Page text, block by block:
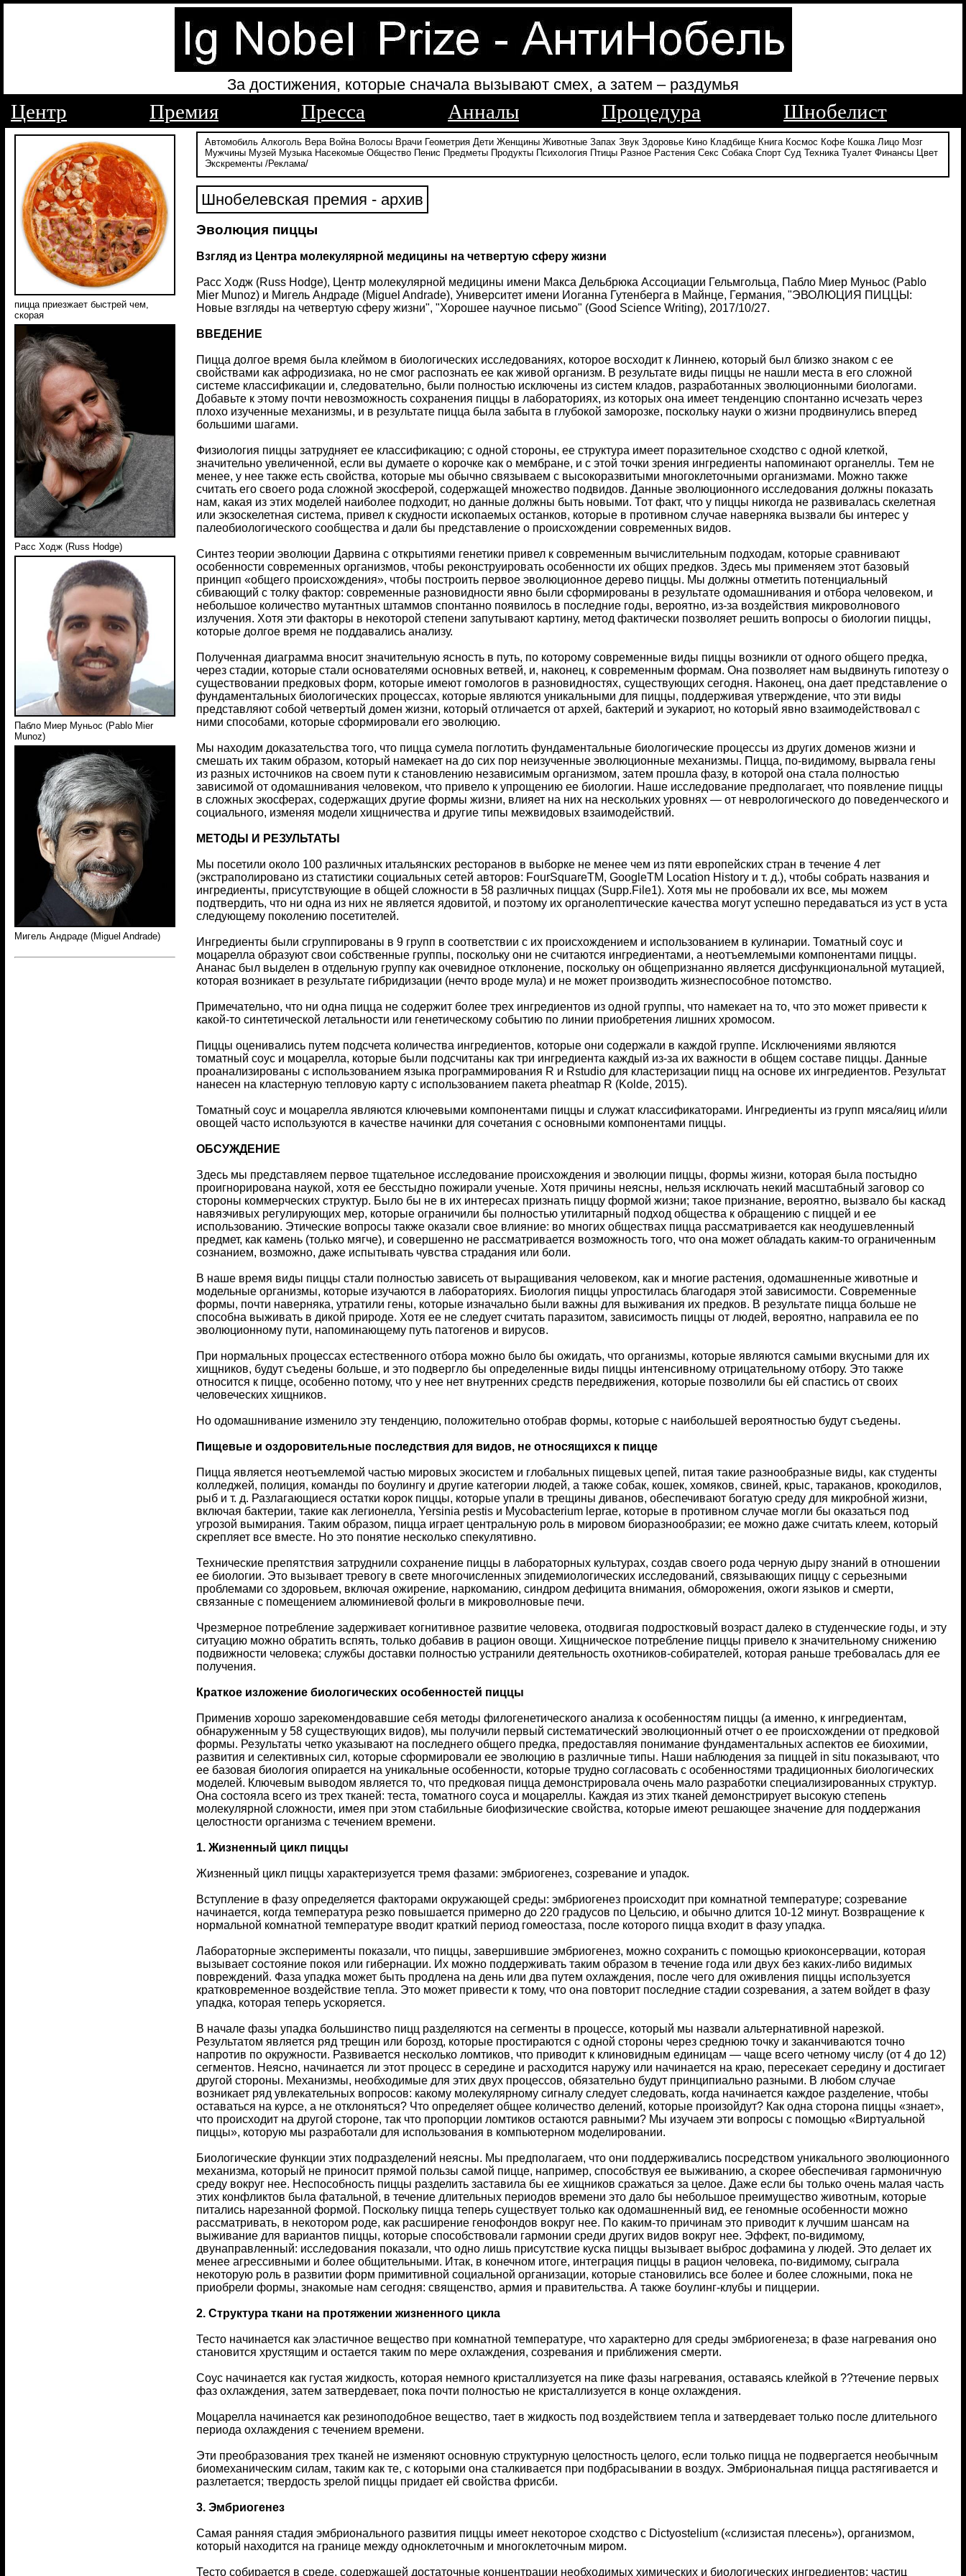
За достижения, которые сначала вызывают смех, а затем – раздумья
Центр Премия Пресса Анналы Процедура Шнобелист
пицца приезжает быстрей чем,
скорая
Расс Ходж (Russ Hodge)
Пабло Миер Муньос (Pablo Mier
Munoz)
Мигель Андраде (Miguel Andrade)
Автомобиль Алкоголь Вера Война Волосы Врачи Геометрия Дети Женщины Животные Запах Звук Здоровье Кино Кладбище Книга Космос Кофе Кошка Лицо Мозг
Мужчины Музей Музыка Насекомые Общество Пенис Предметы Продукты Психология Птицы Разное Растения Секс Собака Спорт Суд Техника Туалет Финансы
Цвет
Экскременты /Реклама/
Шнобелевская премия - архив
Эволюция пиццы
Взгляд из Центра молекулярной медицины на четвертую сферу жизни
Расс Ходж (Russ Hodge), Центр молекулярной медицины имени Макса Дельбрюка Ассоциации Гельмгольца, Пабло Миер Муньос (Pablo
Mier Munoz) и Мигель Андраде (Miguel Andrade), Университет имени Иоганна Гутенберга в Майнце, Германия, "ЭВОЛЮЦИЯ ПИЦЦЫ:
Новые взгляды на четвертую сферу жизни", "Хорошее научное письмо" (Good Science Writing), 2017/10/27.
ВВЕДЕНИЕ
Пицца долгое время была клеймом в биологических исследованиях, которое восходит к Линнею, который был близко знаком с ее
свойствами как афродизиака, но не смог распознать ее как живой организм. В результате виды пиццы не нашли места в его сложной
системе классификации и, следовательно, были полностью исключены из систем кладов, разработанных эволюционными биологами.
Добавьте к этому почти невозможность сохранения пиццы в лабораториях, из которых она имеет тенденцию спонтанно исчезать через
плохо изученные механизмы, и в результате пицца была забыта в глубокой заморозке, поскольку науки о жизни продвинулись вперед
большими шагами.
Физиология пиццы затрудняет ее классификацию; с одной стороны, ее структура имеет поразительное сходство с одной клеткой,
значительно увеличенной, если вы думаете о корочке как о мембране, и с этой точки зрения ингредиенты напоминают органеллы. Тем не
менее, у нее также есть свойства, которые мы обычно связываем с высокоразвитыми многоклеточными организмами. Можно также
считать его своего рода сложной экосферой, содержащей множество подвидов. Данные эволюционного исследования должны показать
нам, какая из этих моделей наиболее подходит, но данные должны быть новыми. Тот факт, что у пиццы никогда не развивалась скелетная
или экзоскелетная система, привел к скудности ископаемых останков, которые в противном случае наверняка вызвали бы интерес у
палеобиологического сообщества и дали бы представление о происхождении современных видов.
Синтез теории эволюции Дарвина с открытиями генетики привел к современным вычислительным подходам, которые сравнивают
особенности современных организмов, чтобы реконструировать особенности их общих предков. Здесь мы применяем этот базовый
принцип «общего происхождения», чтобы построить первое эволюционное дерево пиццы. Мы должны отметить потенциальный
сбивающий с толку фактор: современные разновидности явно были сформированы в результате одомашнивания и отбора человеком, и
небольшое количество мутантных штаммов спонтанно появилось в последние годы, вероятно, из-за воздействия микроволнового
излучения. Хотя эти факторы в некоторой степени запутывают картину, метод фактически позволяет решить вопросы о биологии пиццы,
которые долгое время не поддавались анализу.
Полученная диаграмма вносит значительную ясность в путь, по которому современные виды пиццы возникли от одного общего предка,
через стадии, которые стали основателями основных ветвей, и, наконец, к современным формам. Она позволяет нам выдвинуть гипотезу о
существовании предковых форм, которые имеют гомологов в разновидностях, существующих сегодня. Наконец, она дает представление о
фундаментальных биологических процессах, которые являются уникальными для пиццы, поддерживая утверждение, что эти виды
представляют собой четвертый домен жизни, который отличается от архей, бактерий и эукариот, но который явно взаимодействовал с
ними способами, которые сформировали его эволюцию.
Мы находим доказательства того, что пицца сумела поглотить фундаментальные биологические процессы из других доменов жизни и
смешать их таким образом, который намекает на до сих пор неизученные эволюционные механизмы. Пицца, по-видимому, вырвала гены
из разных источников на своем пути к становлению независимым организмом, затем прошла фазу, в которой она стала полностью
зависимой от одомашнивания человеком, что привело к упрощению ее биологии. Наше исследование предполагает, что появление пиццы
в сложных экосферах, содержащих другие формы жизни, влияет на них на нескольких уровнях — от неврологического до поведенческого и
социального, изменяя модели хищничества и другие типы межвидовых взаимодействий.
МЕТОДЫ И РЕЗУЛЬТАТЫ
Мы посетили около 100 различных итальянских ресторанов в выборке не менее чем из пяти европейских стран в течение 4 лет
(экстраполировано из статистики социальных сетей авторов: FourSquareTM, GoogleTM Location History и т. д.), чтобы собрать названия и
ингредиенты, присутствующие в общей сложности в 58 различных пиццах (Supp.File1). Хотя мы не пробовали их все, мы можем
подтвердить, что ни одна из них не является ядовитой, и поэтому их органолептические качества могут успешно передаваться из уст в уста
следующему поколению посетителей.
Ингредиенты были сгруппированы в 9 групп в соответствии с их происхождением и использованием в кулинарии. Томатный соус и
моцарелла образуют свои собственные группы, поскольку они не считаются ингредиентами, а неотъемлемыми компонентами пиццы.
Ананас был выделен в отдельную группу как очевидное отклонение, поскольку он общепризнанно является дисфункциональной мутацией,
которая возникает в результате гибридизации (нечто вроде мула) и не может производить жизнеспособное потомство.
Примечательно, что ни одна пицца не содержит более трех ингредиентов из одной группы, что намекает на то, что это может привести к
какой-то синтетической летальности или генетическому событию по линии приобретения лишних хромосом.
Пиццы оценивались путем подсчета количества ингредиентов, которые они содержали в каждой группе. Исключениями являются
томатный соус и моцарелла, которые были подсчитаны как три ингредиента каждый из-за их важности в общем составе пиццы. Данные
проанализированы с использованием языка программирования R и Rstudio для кластеризации пицц на основе их ингредиентов. Результат
нанесен на кластерную тепловую карту с использованием пакета pheatmap R (Kolde, 2015).
Томатный соус и моцарелла являются ключевыми компонентами пиццы и служат классификаторами. Ингредиенты из групп мяса/яиц и/или
овощей часто используются в качестве начинки для сочетания с основными компонентами пиццы.
ОБСУЖДЕНИЕ
Здесь мы представляем первое тщательное исследование происхождения и эволюции пиццы, формы жизни, которая была постыдно
проигнорирована наукой, хотя ее бесстыдно пожирали ученые. Хотя причины неясны, нельзя исключать некий масштабный заговор со
стороны коммерческих структур. Было бы не в их интересах признать пиццу формой жизни; такое признание, вероятно, вызвало бы каскад
навязчивых регулирующих мер, которые ограничили бы полностью утилитарный подход общества к обращению с пиццей и ее
использованию. Этические вопросы также оказали свое влияние: во многих обществах пицца рассматривается как неодушевленный
предмет, как камень (только мягче), и совершенно не рассматривается возможность того, что она может обладать каким-то ограниченным
сознанием, возможно, даже испытывать чувства страдания или боли.
В наше время виды пиццы стали полностью зависеть от выращивания человеком, как и многие растения, одомашненные животные и
модельные организмы, которые изучаются в лабораториях. Биология пиццы упростилась благодаря этой зависимости. Современные
формы, почти наверняка, утратили гены, которые изначально были важны для выживания их предков. В результате пицца больше не
способна выживать в дикой природе. Хотя ее не следует считать паразитом, зависимость пиццы от людей, вероятно, направила ее по
эволюционному пути, напоминающему путь патогенов и вирусов.
При нормальных процессах естественного отбора можно было бы ожидать, что организмы, которые являются самыми вкусными для их
хищников, будут съедены больше, и это подвергло бы определенные виды пиццы интенсивному отрицательному отбору. Это также
относится к пицце, особенно потому, что у нее нет внутренних средств передвижения, которые позволили бы ей спастись от своих
человеческих хищников.
Но одомашнивание изменило эту тенденцию, положительно отобрав формы, которые с наибольшей вероятностью будут съедены.
Пищевые и оздоровительные последствия для видов, не относящихся к пицце
Пицца является неотъемлемой частью мировых экосистем и глобальных пищевых цепей, питая такие разнообразные виды, как студенты
колледжей, полиция, команды по боулингу и другие категории людей, а также собак, кошек, хомяков, свиней, крыс, тараканов, крокодилов,
рыб и т. д. Разлагающиеся остатки корок пиццы, которые упали в трещины диванов, обеспечивают богатую среду для микробной жизни,
включая бактерии, такие как легионелла, Yersinia pestis и Mycobacterium leprae, которые в противном случае могли бы оказаться под
угрозой вымирания. Таким образом, пицца играет центральную роль в мировом биоразнообразии; ее можно даже считать клеем, который
скрепляет все вместе. Но это понятие несколько спекулятивно.
Технические препятствия затруднили сохранение пиццы в лабораторных культурах, создав своего рода черную дыру знаний в отношении
ее биологии. Это вызывает тревогу в свете многочисленных эпидемиологических исследований, связывающих пиццу с серьезными
проблемами со здоровьем, включая ожирение, наркоманию, синдром дефицита внимания, обморожения, ожоги языков и смерти,
связанные с помещением алюминиевой фольги в микроволновые печи.
Чрезмерное потребление задерживает когнитивное развитие человека, отодвигая подростковый возраст далеко в студенческие годы, и эту
ситуацию можно обратить вспять, только добавив в рацион овощи. Хищническое потребление пиццы привело к значительному снижению
подвижности человека; службы доставки полностью устранили деятельность охотников-собирателей, которая раньше требовалась для ее
получения.
Краткое изложение биологических особенностей пиццы
Применив хорошо зарекомендовавшие себя методы филогенетического анализа к особенностям пиццы (а именно, к ингредиентам,
обнаруженным у 58 существующих видов), мы получили первый систематический эволюционный отчет о ее происхождении от предковой
формы. Результаты четко указывают на последнего общего предка, предоставляя понимание фундаментальных аспектов ее биохимии,
развития и селективных сил, которые сформировали ее эволюцию в различные типы. Наши наблюдения за пиццей in situ показывают, что
ее базовая биология опирается на уникальные особенности, которые трудно согласовать с особенностями традиционных биологических
моделей. Ключевым выводом является то, что предковая пицца демонстрировала очень мало разработки специализированных структур.
Она состояла всего из трех тканей: теста, томатного соуса и моцареллы. Каждая из этих тканей демонстрирует высокую степень
молекулярной сложности, имея при этом стабильные биофизические свойства, которые имеют решающее значение для поддержания
целостности организма с течением времени.
1. Жизненный цикл пиццы
Жизненный цикл пиццы характеризуется тремя фазами: эмбриогенез, созревание и упадок.
Вступление в фазу определяется факторами окружающей среды: эмбриогенез происходит при комнатной температуре; созревание
начинается, когда температура резко повышается примерно до 220 градусов по Цельсию, и обычно длится 10-12 минут. Возвращение к
нормальной комнатной температуре вводит краткий период гомеостаза, после которого пицца входит в фазу упадка.
Лабораторные эксперименты показали, что пиццы, завершившие эмбриогенез, можно сохранить с помощью криоконсервации, которая
вызывает состояние покоя или гибернации. Их можно поддерживать таким образом в течение года или двух без каких-либо видимых
повреждений. Фаза упадка может быть продлена на день или два путем охлаждения, после чего для оживления пиццы используется
кратковременное воздействие тепла. Это может привести к тому, что она повторит последние стадии созревания, а затем войдет в фазу
упадка, которая теперь ускоряется.
В начале фазы упадка большинство пицц разделяются на сегменты в процессе, который мы назвали альтернативной нарезкой.
Результатом является ряд трещин или борозд, которые простираются с одной стороны через среднюю точку и заканчиваются точно
напротив по окружности. Развивается несколько ломтиков, что приводит к клиновидным единицам — чаще всего четному числу (от 4 до 12)
сегментов. Неясно, начинается ли этот процесс в середине и расходится наружу или начинается на краю, пересекает середину и достигает
другой стороны. Механизмы, необходимые для этих двух процессов, обязательно будут принципиально разными. В любом случае
возникает ряд увлекательных вопросов: какому молекулярному сигналу следует следовать, когда начинается каждое разделение, чтобы
оставаться на курсе, а не отклоняться? Что определяет общее количество делений, которые произойдут? Как одна сторона пиццы «знает»,
что происходит на другой стороне, так что пропорции ломтиков остаются равными? Мы изучаем эти вопросы с помощью «Виртуальной
пиццы», которую мы разработали для использования в компьютерном моделировании.
Биологические функции этих подразделений неясны. Мы предполагаем, что они поддерживались посредством уникального эволюционного
механизма, который не приносит прямой пользы самой пицце, например, способствуя ее выживанию, а скорее обеспечивая гармоничную
среду вокруг нее. Неспособность пиццы разделить заставила бы ее хищников сражаться за целое. Даже если бы только очень малая часть
этих конфликтов была фатальной, в течение длительных периодов времени это дало бы небольшое преимущество животным, которые
питались нарезанной формой. Поскольку пицца теперь существует только как одомашненный вид, ее геномные особенности можно
рассматривать, в некотором роде, как расширение генофондов вокруг нее. По каким-то причинам это приводит к лучшим шансам на
выживание для вариантов пиццы, которые способствовали гармонии среди других видов вокруг нее. Эффект, по-видимому,
двунаправленный: исследования показали, что одно лишь присутствие куска пиццы вызывает выброс дофамина у людей. Это делает их
менее агрессивными и более общительными. Итак, в конечном итоге, интеграция пиццы в рацион человека, по-видимому, сыграла
некоторую роль в развитии форм примитивной социальной организации, которые становились все более и более сложными, пока не
приобрели формы, знакомые нам сегодня: священство, армия и правительства. А также боулинг-клубы и пиццерии.
2. Структура ткани на протяжении жизненного цикла
Тесто начинается как эластичное вещество при комнатной температуре, что характерно для среды эмбриогенеза; в фазе нагревания оно
становится хрустящим и остается таким по мере охлаждения, созревания и приближения смерти.
Соус начинается как густая жидкость, которая немного кристаллизуется на пике фазы нагревания, оставаясь клейкой в ??течение первых
фаз охлаждения, затем затвердевает, пока почти полностью не кристаллизуется в конце охлаждения.
Моцарелла начинается как резиноподобное вещество, тает в жидкость под воздействием тепла и затвердевает только после длительного
периода охлаждения с течением времени.
Эти преобразования трех тканей не изменяют основную структурную целостность целого, если только пицца не подвергается необычным
биомеханическим силам, таким как те, с которыми она сталкивается при подбрасывании в воздух. Эмбриональная пицца растягивается и
разлетается; твердость зрелой пиццы придает ей свойства фрисби.
3. Эмбриогенез
Самая ранняя стадия эмбрионального развития пиццы имеет некоторое сходство с Dictyostelium («слизистая плесень»), организмом,
который находится на границе между одноклеточным и многоклеточным миром.
Тесто собирается в среде, содержащей достаточные концентрации необходимых химических и биологических ингредиентов: частиц